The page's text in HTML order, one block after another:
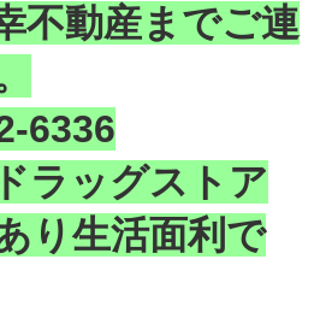
不動産までご連
6336
ラッグストア
り生活面利で